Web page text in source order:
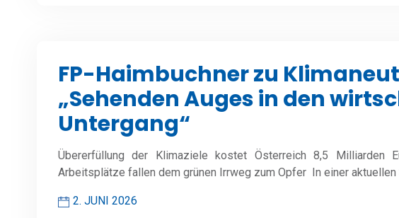
FP-Haimbuchner zu
„Sehenden Auges in den
Untergang“
Übererfüllung der Klimaziele kostet Österreich 8,5 Milliarden
Arbeitsplätze fallen dem grünen Irrweg zum Opfer In einer aktuellen
2. JUNI 2026